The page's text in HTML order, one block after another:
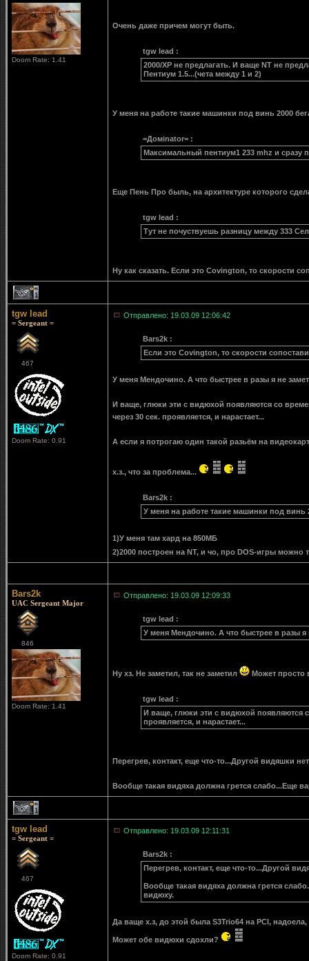
Doom Rate: 1.41
Очень даже причем могут быть.
tgw lead :
2000/XP не предлагать. И ваще NT не
Пентиум 1.5...(чета между 1 и 2)
У меня на работе такие машинки под винь 2000
=Домinator= :
Максимальный пентиум1 233 mhz и сразу
Еще Пень Про быль, на архитектуре которого
tgw lead :
Тут не почуствуешь разницу между 333
Ну как сказать. Если это Covington, то скорости
1
tgw lead
= Sergeant =
467
Doom Rate: 0.91
Отправлено: 19.03.09 12:06:42
Bars2k :
Если это Covington, то скорости
У меня Мендочино. А что быстрее в разы я не
И ваще, глюки эти с видюхой появляются со
через 30 сек. проявляется, и нарастает...
А если я потрогаю один такой разьём на
х.з., что за проблема...
Bars2k :
У меня на работе такие машинки под винь
1)У меня там хард на 850МБ
2)2000 построен на NT, и чо, про DOS-игры можно
Bars2k
UAC Sergeant Major
846
Doom Rate: 1.41
Отправлено: 19.03.09 12:09:33
tgw lead :
У меня Мендочино. А что быстрее в разы я
Ну хз. Не заметил, так не заметил Может просто
tgw lead :
И ваще, глюки эти с видюхой появляются
проявляется, и нарастает...
Перегрев, контакт, еще что-то...Другой видяшки
Вообще такая видяха должна грется слабо...Еще
1
tgw lead
= Sergeant =
467
Doom Rate: 0.91
Отправлено: 19.03.09 12:11:31
Bars2k :
Перегрев, контакт, еще что-то...Другой
Вообще такая видяха должна грется
видюху.
Да ваще х.з, до этой была S3Trio64 на PCI,
Может обе видюхи сдохли?